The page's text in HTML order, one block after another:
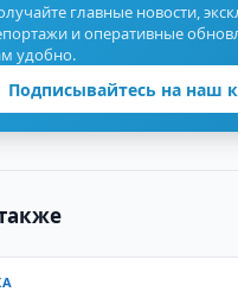
главные новости,
и оперативные
удобно.
Подписывайтесь на наш